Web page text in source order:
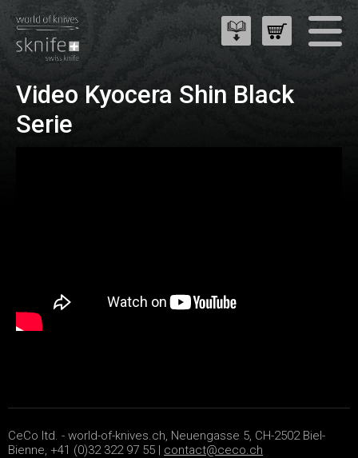
Video Kyocera Shin Black
Serie
CeCo ltd. - world-of-knives.ch, Neuengasse 5, CH-2502 Biel-
Bienne, +41 (0)32 322 97 55 | contact@ceco.ch